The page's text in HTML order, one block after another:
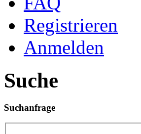
Registrieren
Anmelden
Suche
Suchanfrage